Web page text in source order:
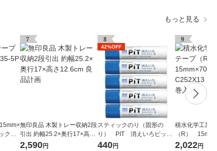
もっと見る
ク（5
7
無印良品 木製トレー収納2段
引出 約幅25.2×奥行17×高さ
12.6cm 良品計画
2,590円
8
42%OFF
スティックのり（固形の
り） PIT 消えいろピット
S 乾くと色が消える PT-T
440円
9
積水化学工業
（R）
X13 1パック
2,022円